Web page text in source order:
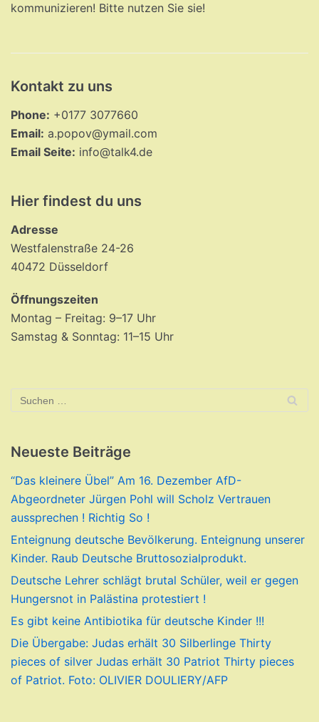
kommunizieren! Bitte nutzen Sie sie!
Kontakt zu uns
Phone: +0177 3077660
Email: a.popov@ymail.com
Email Seite: info@talk4.de
Hier findest du uns
Adresse
Westfalenstraße 24-26
40472 Düsseldorf
Öffnungszeiten
Montag – Freitag: 9–17 Uhr
Samstag & Sonntag: 11–15 Uhr
Neueste Beiträge
“Das kleinere Übel” Am 16. Dezember AfD-
Abgeordneter Jürgen Pohl will Scholz Vertrauen
aussprechen ! Richtig So !
Enteignung deutsche Bevölkerung. Enteignung unserer
Kinder. Raub Deutsche Bruttosozialprodukt.
Deutsche Lehrer schlägt brutal Schüler, weil er gegen
Hungersnot in Palästina protestiert !
Es gibt keine Antibiotika für deutsche Kinder !!!
Die Übergabe: Judas erhält 30 Silberlinge Thirty
pieces of silver Judas erhält 30 Patriot Thirty pieces
of Patriot. Foto: OLIVIER DOULIERY/AFP